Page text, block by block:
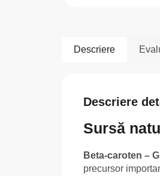
Descriere
Descriere
Sursă
Beta-caroten –
precursor